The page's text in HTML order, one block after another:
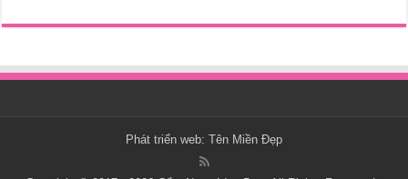
Phát triển web: Tên Miền Đẹp